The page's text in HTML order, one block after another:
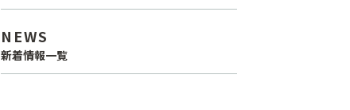
NEWS
新着情報一覧